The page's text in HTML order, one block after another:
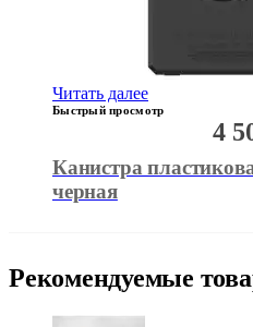
Читать далее
Быстрый просмотр
Канистра
черная
4
Рекомендуемые